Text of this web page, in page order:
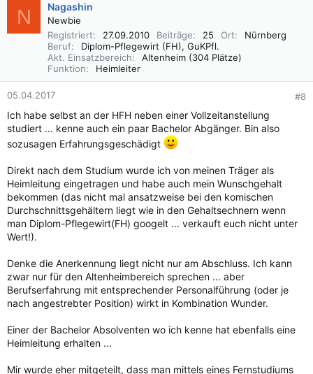
N Nagashin
Newbie
Registriert
27.09.2010 Beiträge 25 Ort
Nürnberg
Beruf
Diplom-Pflegewirt (FH), GuKPfl.
Akt. Einsatzbereich
Altenheim (304 Plätze)
Funktion
Heimleiter
05.04.2017 #8
Ich habe selbst an der HFH neben einer Vollzeitanstellung
studiert ... kenne auch ein paar Bachelor Abgänger. Bin also
sozusagen Erfahrungsgeschädigt
Direkt nach dem Studium wurde ich von meinen Träger als
Heimleitung eingetragen und habe auch mein Wunschgehalt
bekommen (das nicht mal ansatzweise bei den komischen
Durchschnittsgehältern liegt wie in den Gehaltsechnern wenn
man Diplom-Pflegewirt(FH) googelt ... verkauft euch nicht unter
Wert!).
Denke die Anerkennung liegt nicht nur am Abschluss. Ich kann
zwar nur für den Altenheimbereich sprechen ... aber
Berufserfahrung mit entsprechender Personalführung (oder je
nach angestrebter Position) wirkt in Kombination Wunder.
Einer der Bachelor Absolventen wo ich kenne hat ebenfalls eine
Heimleitung erhalten ...
Mir wurde eher mitgeteilt, dass man mittels eines Fernstudiums